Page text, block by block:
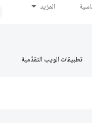
المزيد
تطبيقات الويب التقدّمية